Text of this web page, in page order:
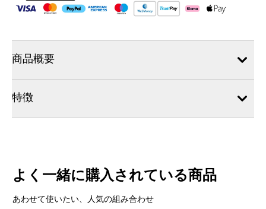
商品概要
特徴
よく一緒に購入されている商品
あわせて使いたい、人気の組み合わせ